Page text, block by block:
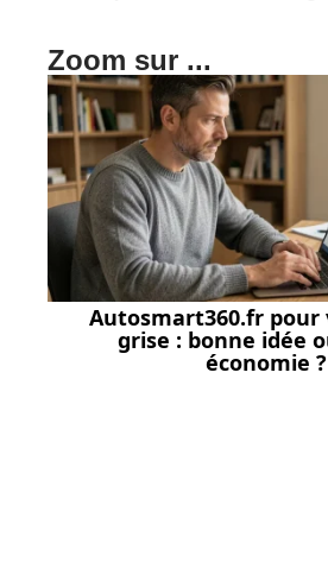
Zoom sur ...
Autosmart360.fr pour
grise : bonne idée
économie ?